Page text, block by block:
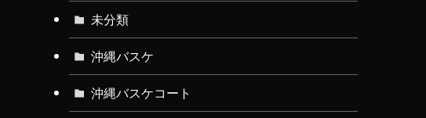
未分類
沖縄バスケ
沖縄バスケコート